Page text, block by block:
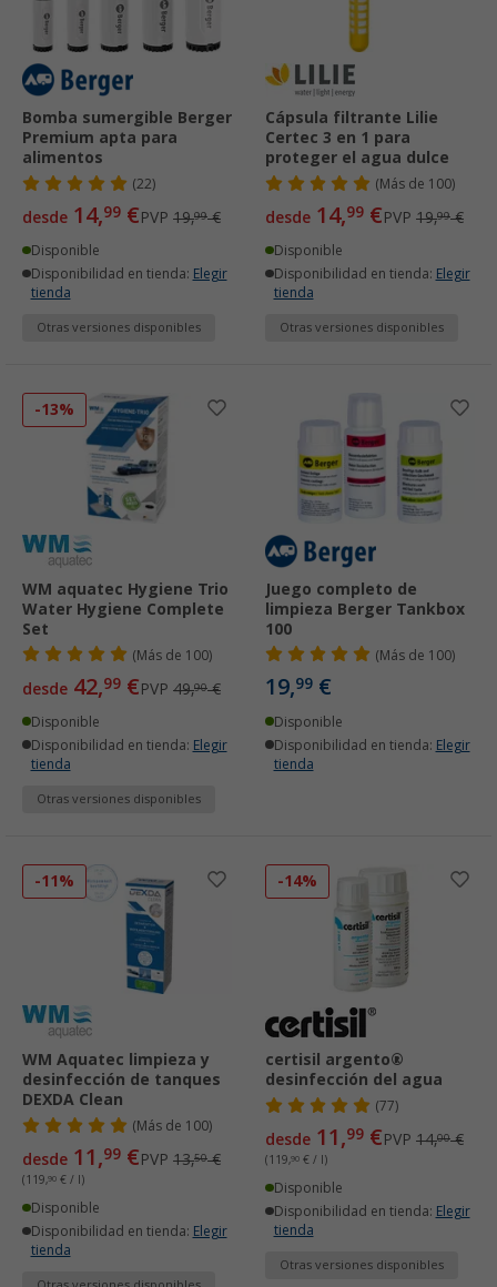
Bomba sumergible Berger
Premium apta para
alimentos
(22)
desde 14,99 €PVP 19,99€
Disponible
Disponibilidad en tienda: Elegir
tienda
Otras versiones disponibles
Cápsula filtrante Lilie
Certec 3 en 1 para
proteger el agua dulce
(Más de 100)
desde 14,99 €PVP 19,99€
Disponible
Disponibilidad en tienda: Elegir
tienda
Otras versiones disponibles
-13%
WM aquatec Hygiene Trio
Water Hygiene Complete
Set
(Más de 100)
desde 42,99 €PVP 49,90€
Disponible
Disponibilidad en tienda: Elegir
tienda
Otras versiones disponibles
Juego completo de
limpieza Berger Tankbox
100
(Más de 100)
19,99 €
Disponible
Disponibilidad en tienda: Elegir
tienda
-11%
WM Aquatec limpieza y
desinfección de tanques
DEXDA Clean
( Más de 100)
desde 11,99 €PVP 13,50€
(119,90 € / l)
Disponible
Disponibilidad en tienda: Elegir
tienda
-14%
certisil argento®
desinfección del agua
(77)
desde 11,99 €PVP 14,00€
(119,90 € / l)
Disponible
Disponibilidad en tienda: Elegir
tienda
Otras versiones disponibles